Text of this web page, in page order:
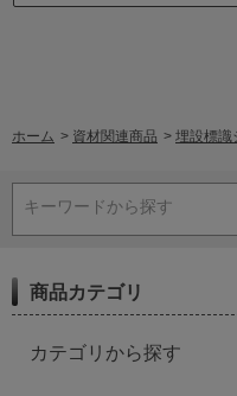
ホーム > 資材関連商品 > 埋設標識
キーワードから探す
商品カテゴリ
カテゴリから探す